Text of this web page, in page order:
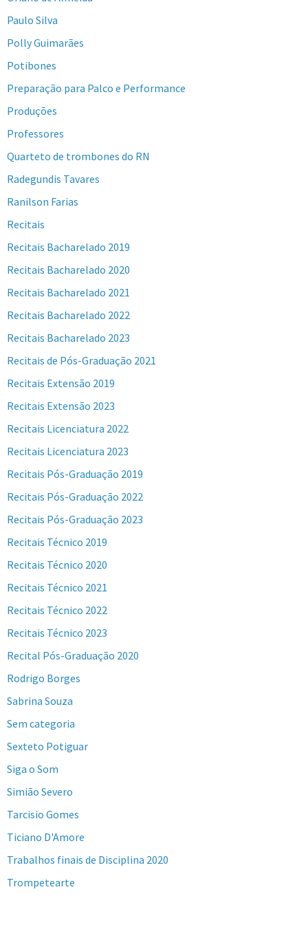
Paulo Silva
Polly Guimarães
Potibones
Preparação para Palco e Performance
Produções
Professores
Quarteto de trombones do RN
Radegundis Tavares
Ranilson Farias
Recitais
Recitais Bacharelado 2019
Recitais Bacharelado 2020
Recitais Bacharelado 2021
Recitais Bacharelado 2022
Recitais Bacharelado 2023
Recitais de Pós-Graduação 2021
Recitais Extensão 2019
Recitais Extensão 2023
Recitais Licenciatura 2022
Recitais Licenciatura 2023
Recitais Pós-Graduação 2019
Recitais Pós-Graduação 2022
Recitais Pós-Graduação 2023
Recitais Técnico 2019
Recitais Técnico 2020
Recitais Técnico 2021
Recitais Técnico 2022
Recitais Técnico 2023
Recital Pós-Graduação 2020
Rodrigo Borges
Sabrina Souza
Sem categoria
Sexteto Potiguar
Siga o Som
Simião Severo
Tarcisio Gomes
Ticiano D'Amore
Trabalhos finais de Disciplina 2020
Trompetearte